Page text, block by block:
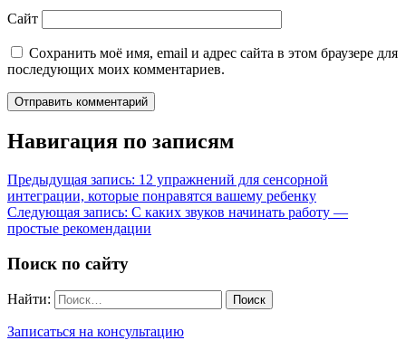
Сайт
Сохранить моё имя, email и адрес сайта в этом браузере для
последующих моих комментариев.
Навигация по записям
Предыдущая запись: 12 упражнений для сенсорной
интеграции, которые понравятся вашему ребенку
Следующая запись: С каких звуков начинать работу —
простые рекомендации
Поиск по сайту
Найти:
Записаться на консультацию